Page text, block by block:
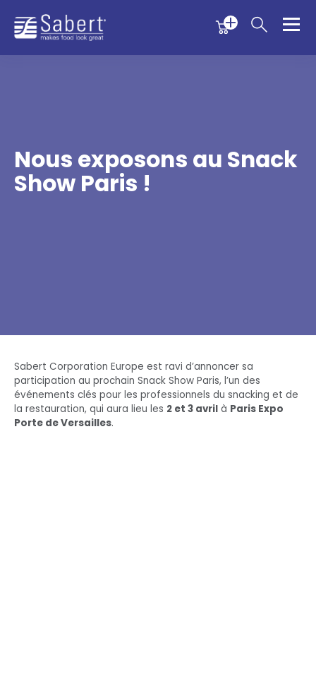
Menu
Sabert
Nous exposons au Snack
Show Paris !
Sabert Corporation Europe est ravi d’annoncer sa
participation au prochain Snack Show Paris, l’un des
événements clés pour les professionnels du snacking et de
la restauration, qui aura lieu les 2 et 3 avril à Paris Expo
Porte de Versailles.